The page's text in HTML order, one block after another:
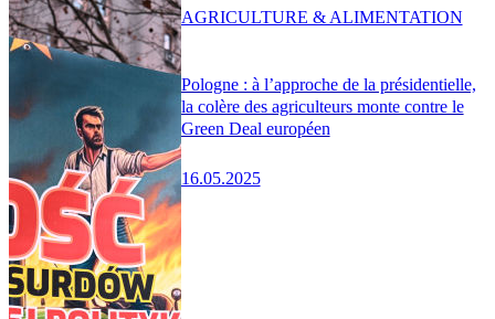
Pologne : à l’approche de la présidentielle,
la colère des agriculteurs monte contre le
Green Deal européen
16.05.2025
AGRICULTURE & ALIMENTATION